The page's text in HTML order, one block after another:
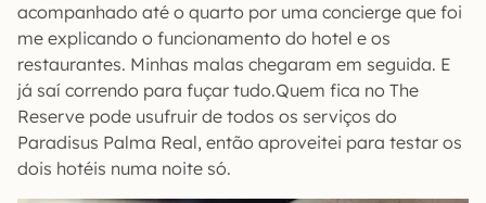
acompanhado até o quarto por uma concierge que foi
me explicando o funcionamento do hotel e os
restaurantes. Minhas malas chegaram em seguida. E
já saí correndo para fuçar tudo.Quem fica no The
Reserve pode usufruir de todos os serviços do
Paradisus Palma Real, então aproveitei para testar os
dois hotéis numa noite só.